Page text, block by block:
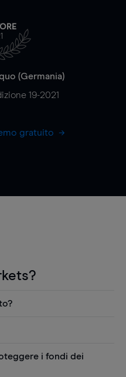
(Germania)
19-2021
gratuito
i prezzi e
notizie Reuters
azionari ditedesca di
i fondi dei